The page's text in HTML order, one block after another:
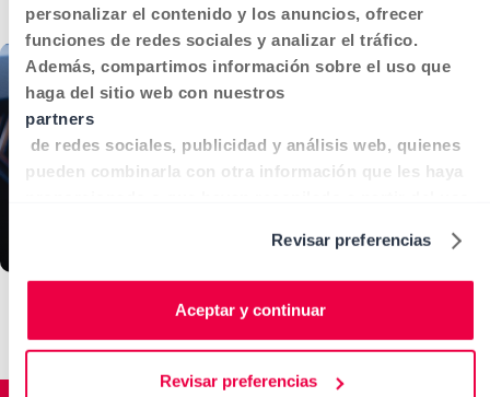
personalizar el contenido y los anuncios, ofrecer
funciones de redes sociales y analizar el tráfico.
Además, compartimos información sobre el uso que
haga del sitio web con nuestros
partners
de redes sociales, publicidad y análisis web, quienes
pueden combinarla con otra información que les haya
opciones y obtener más información en cualquier
momento visitando nuestra
Revisar preferencias
Aceptar y continuar
Revisar preferencias
Algunas de nuestras marcas